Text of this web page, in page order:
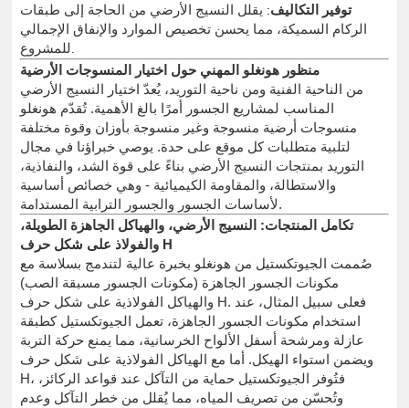
توفير التكاليف: يقلل النسيج الأرضي من الحاجة إلى طبقات
الركام السميكة، مما يحسن تخصيص الموارد والإنفاق الإجمالي
للمشروع.
منظور هونغلو المهني حول اختيار المنسوجات الأرضية
من الناحية الفنية ومن ناحية التوريد، يُعدّ اختيار النسيج الأرضي
المناسب لمشاريع الجسور أمرًا بالغ الأهمية. تُقدّم هونغلو
منسوجات أرضية منسوجة وغير منسوجة بأوزان وقوة مختلفة
لتلبية متطلبات كل موقع على حدة. يوصي خبراؤنا في مجال
التوريد بمنتجات النسيج الأرضي بناءً على قوة الشد، والنفاذية،
والاستطالة، والمقاومة الكيميائية - وهي خصائص أساسية
لأساسات الجسور والجسور الترابية المستدامة.
تكامل المنتجات: النسيج الأرضي، والهياكل الجاهزة الطويلة،
والفولاذ على شكل حرف H
صُممت الجيوتكستيل من هونغلو بخبرة عالية لتندمج بسلاسة مع
مكونات الجسور الجاهزة (مكونات الجسور مسبقة الصب)
والهياكل الفولاذية على شكل حرف H. فعلى سبيل المثال، عند
استخدام مكونات الجسور الجاهزة، تعمل الجيوتكستيل كطبقة
عازلة ومرشحة أسفل الألواح الخرسانية، مما يمنع حركة التربة
ويضمن استواء الهيكل. أما مع الهياكل الفولاذية على شكل حرف
H، فتُوفر الجيوتكستيل حماية من التآكل عند قواعد الركائز،
وتُحسّن من تصريف المياه، مما يُقلل من خطر التآكل وعدم